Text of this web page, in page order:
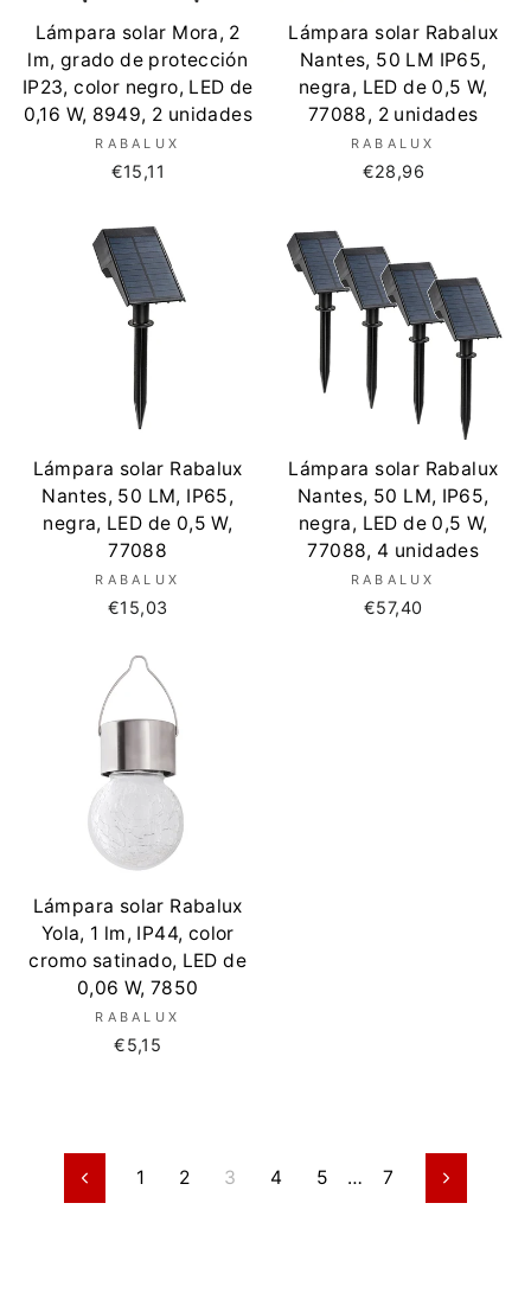
Lámpara solar Mora, 2
lm, grado de protección
IP23, color negro, LED de
0,16 W, 8949, 2 unidades
RABALUX
€15,11
Lámpara solar Rabalux
Nantes, 50 LM IP65,
negra, LED de 0,5 W,
77088, 2 unidades
RABALUX
€28,96
Lámpara solar Rabalux
Nantes, 50 LM, IP65,
negra, LED de 0,5 W,
77088
RABALUX
€15,03
Lámpara solar Rabalux
Nantes, 50 LM, IP65,
negra, LED de 0,5 W,
77088, 4 unidades
RABALUX
€57,40
Lámpara solar Rabalux
Yola, 1 lm, IP44, color
cromo satinado, LED de
0,06 W, 7850
RABALUX
€5,15
Anterior
1 2 3 4 5 … 7 Siguiente